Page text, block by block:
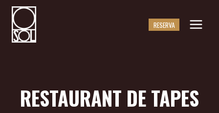
Saltar
contingut
RESERVA
RESTAURANT DE TAPES